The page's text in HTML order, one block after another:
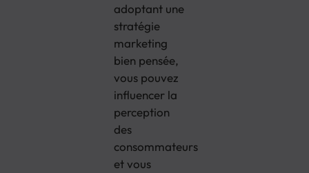
adoptant une
stratégie
marketing
bien pensée,
vous pouvez
influencer la
perception
des
consommateurs
et vous